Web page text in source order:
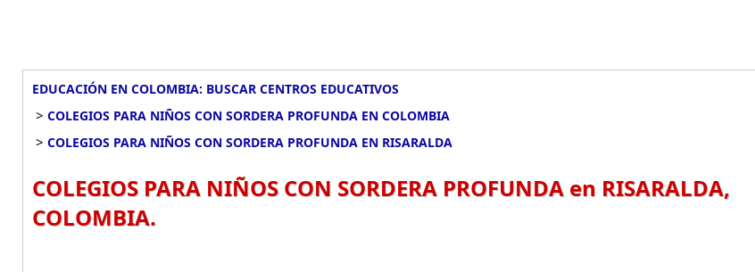
EDUCACIÓN EN COLOMBIA: BUSCAR CENTROS EDUCATIVOS
> COLEGIOS PARA NIÑOS CON SORDERA PROFUNDA EN COLOMBIA
> COLEGIOS PARA NIÑOS CON SORDERA PROFUNDA EN RISARALDA
COLEGIOS PARA NIÑOS CON SORDERA PROFUNDA en RISARALDA,
COLOMBIA.